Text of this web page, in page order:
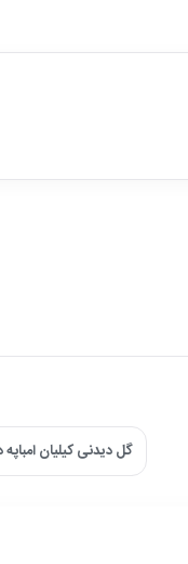
گل دیدنی کیلیان